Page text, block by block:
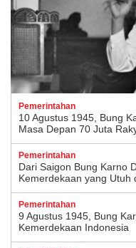
Pemerintahan
10 Agustus 1945, Bung
Masa Depan 70 Juta
Pemerintahan
Dari Saigon Bung Karno
Kemerdekaan yang Utuh
Pemerintahan
9 Agustus 1945, Bung
Kemerdekaan Indonesia